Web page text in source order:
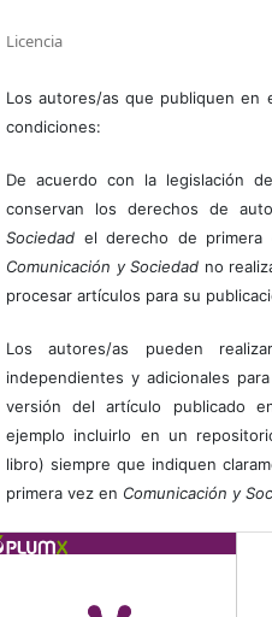
Licencia
Los autores/as que publiquen en
condiciones:
De acuerdo con la legislación
conservan los derechos de
Sociedadel derecho de primera
Comunicación y Sociedad no
procesar artículos para su
Los autores/as pueden
independientes y adicionales
versión del artículo publicado
ejemplo incluirlo en un
libro) siempre que indiquen
primera vez en Comunicación y